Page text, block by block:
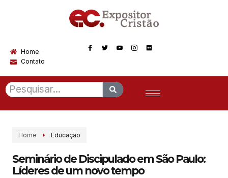
Home
Contato
Home Educação
Seminário de Discipulado em São Paulo:
Líderes de um novo tempo